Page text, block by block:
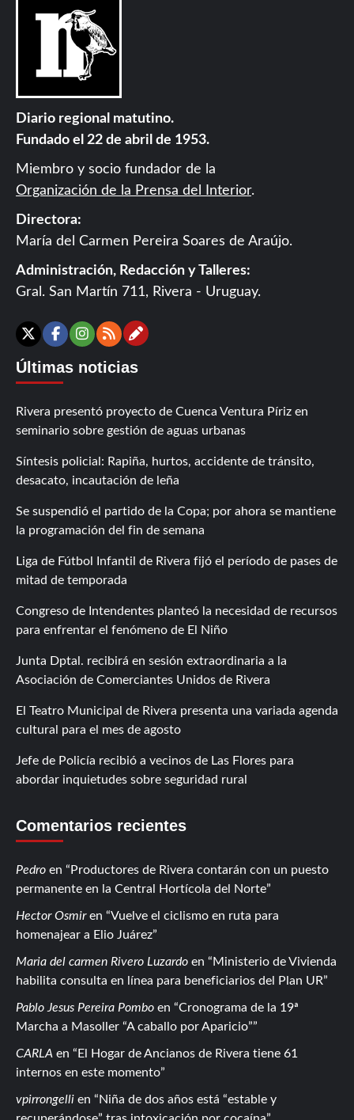
Diario regional matutino.
Fundado el 22 de abril de 1953.
Miembro y socio fundador de la
Organización de la Prensa del Interior.
Directora:
María del Carmen Pereira Soares de Araújo.
Administración, Redacción y Talleres:
Gral. San Martín 711, Rivera - Uruguay.
X Facebook
Instagram
RSSContáctanos
Últimas noticias
Rivera presentó proyecto de Cuenca Ventura Píriz en
seminario sobre gestión de aguas urbanas
Síntesis policial: Rapiña, hurtos, accidente de tránsito,
desacato, incautación de leña
Se suspendió el partido de la Copa; por ahora se mantiene
la programación del fin de semana
Liga de Fútbol Infantil de Rivera fijó el período de pases de
mitad de temporada
Congreso de Intendentes planteó la necesidad de recursos
para enfrentar el fenómeno de El Niño
Junta Dptal. recibirá en sesión extraordinaria a la
Asociación de Comerciantes Unidos de Rivera
El Teatro Municipal de Rivera presenta una variada agenda
cultural para el mes de agosto
Jefe de Policía recibió a vecinos de Las Flores para
abordar inquietudes sobre seguridad rural
Comentarios recientes
Pedro en
Productores de Rivera contarán con un puesto
permanente en la Central Hortícola del Norte
Hector Osmiren
Vuelve el ciclismo en ruta para
homenajear a Elio Juárez
Maria del carmen Rivero Luzardo en
Ministerio de Vivienda
habilita consulta en línea para beneficiarios del Plan UR
Pablo Jesus Pereira Pombo en
Cronograma de la 19ª
Marcha a Masoller “A caballo por Aparicio”
CARLA en
El Hogar de Ancianos de Rivera tiene 61
internos en este momento
vpirrongelli en
Niña de dos años está “estable y